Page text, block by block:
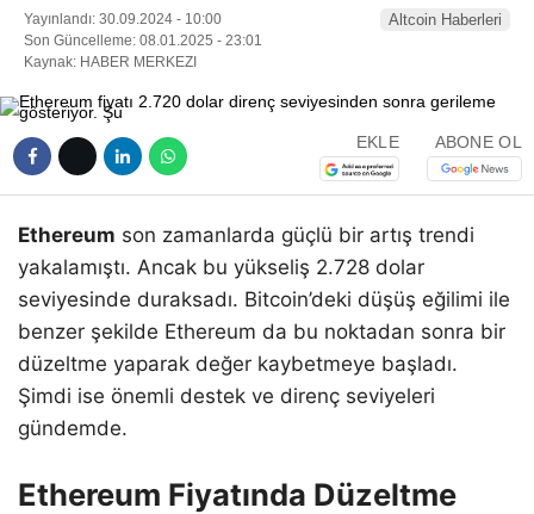
Yayınlandı: 30.09.2024 - 10:00
Son Güncelleme: 08.01.2025 - 23:01
Kaynak: HABER MERKEZI
Altcoin Haberleri
EKLE ABONE OL
Ethereum son zamanlarda güçlü bir artış trendi
yakalamıştı. Ancak bu yükseliş 2.728 dolar
seviyesinde duraksadı. Bitcoin’deki düşüş eğilimi ile
benzer şekilde Ethereum da bu noktadan sonra bir
düzeltme yaparak değer kaybetmeye başladı.
Şimdi ise önemli destek ve direnç seviyeleri
gündemde.
Ethereum Fiyatında Düzeltme